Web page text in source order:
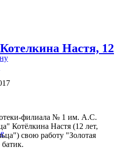
Настя, 12
филиала № 1 им. А.С.
Котёлкина Настя (12 лет,
свою работу "Золотая